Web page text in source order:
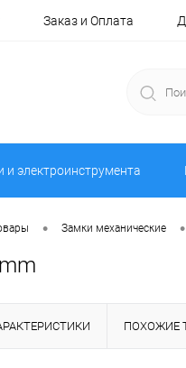
Заказ и Оплата
и электроинструмента
• Замки механические •
ПОХОЖИЕ